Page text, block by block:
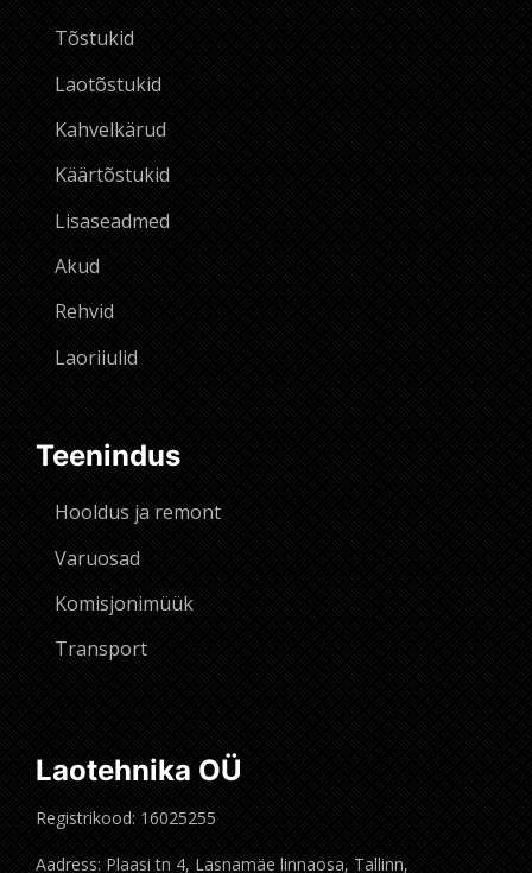
Tõstukid
Laotõstukid
Kahvelkärud
Käärtõstukid
Lisaseadmed
Akud
Rehvid
Laoriiulid
Teenindus
Hooldus ja remont
Varuosad
Komisjonimüük
Transport
Laotehnika OÜ
Registrikood: 16025255
Aadress: Plaasi tn 4, Lasnamäe linnaosa, Tallinn,